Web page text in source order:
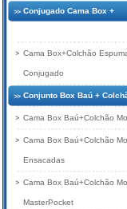
Conjugado Cama Box +
Cama Box+Colchão
Conjugado
Conjunto Box Baú +
Cama Box Baú+Colchão
Cama Box Baú+Colchão
Ensacadas
Cama Box Baú+Colchão
MasterPocket